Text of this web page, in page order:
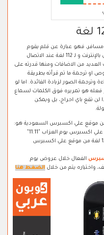
فهو عبارة عن قلم يقوم
بترجمة الكتابة إلى 12 لغة بدون الحاجة للاتصال بالإنترنت و لـ 112 لغة عند الاتصال
العديد من الاضافات ومنها قدرته على
او ترجمة ما تم قرأته بطريقة
وترجمة الصور لزيادة الفائدة. اما لو
فعله هو تمريره فوق الكلمات لسماع
لن تقع باي احراج، بل ويمكن
لاكثر من 120 لغة من موقع علي اكسبرس السعودية هو:
اشتر اونلاين قلم ترجمة لاكثر من 120 لغة من موقع علي اكسبرس
الفعال خلال عروض يوم
واختياره يتم من خلال الضغط هنا